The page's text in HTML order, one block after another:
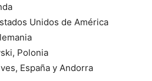
Unidos de América
Polonia
España y Andorra